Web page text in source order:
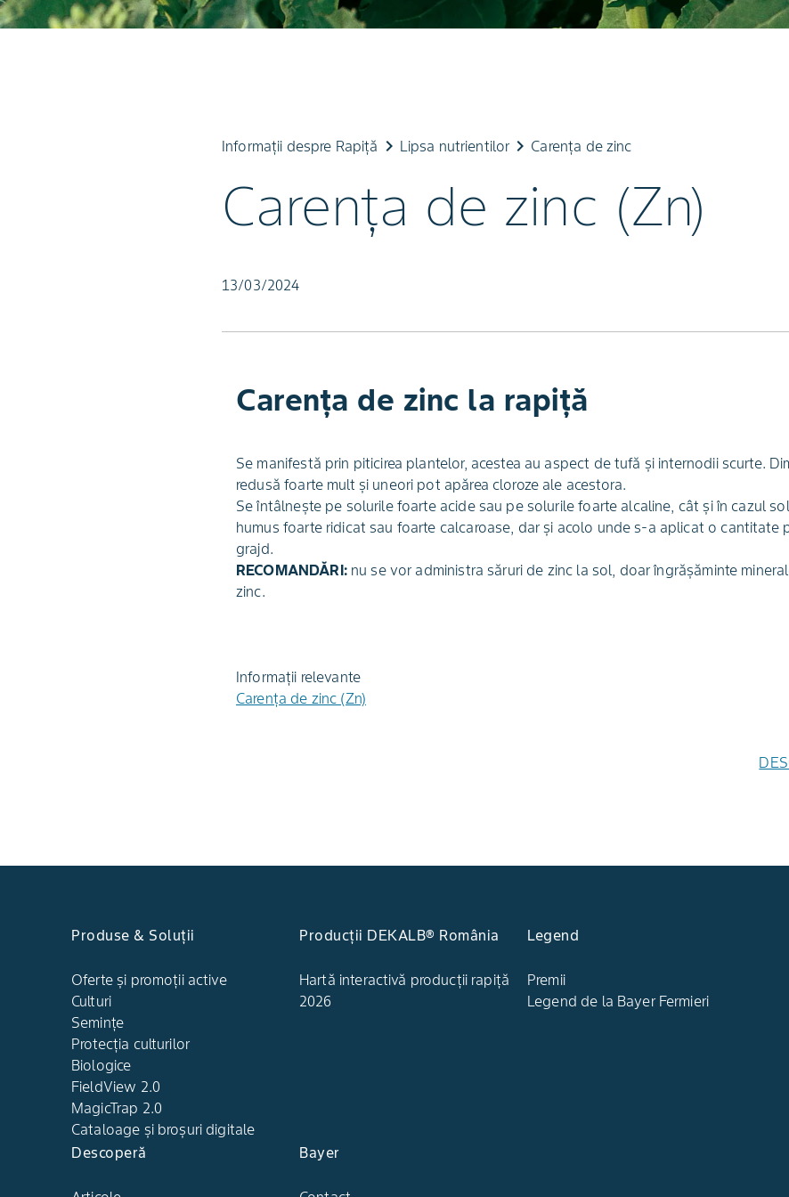
Informații despre Rapiță keyboard_arrow_right Lipsa nutrientilor keyboard_arrow_right Carenţa de zinc
Carenţa de zinc (Zn)
13/03/2024
Carența de zinc la rapiță
Se manifestă prin piticirea plantelor, acestea au aspect de tufă şi internodii scurte.
redusă foarte mult şi uneori pot apărea cloroze ale acestora.
Se întâlneşte pe solurile foarte acide sau pe solurile foarte alcaline, cât şi în cazul
humus foarte ridicat sau foarte calcaroase, dar şi acolo unde s-a aplicat o cantitate
grajd.
RECOMANDĂRI:nu se vor administra săruri de zinc la sol, doar îngrăşăminte
zinc.
Informații relevante
Carenţa de zinc (Zn)
Produse & Soluții
Oferte și promoții active
Culturi
Semințe
Protecția culturilor
Biologice
FieldView 2.0
MagicTrap 2.0
Cataloage și broșuri digitale
Producții DEKALB® România
Hartă interactivă producții rapiță
2026
Legend
Premii
Legend de la Bayer Fermieri
Descoperă Bayer